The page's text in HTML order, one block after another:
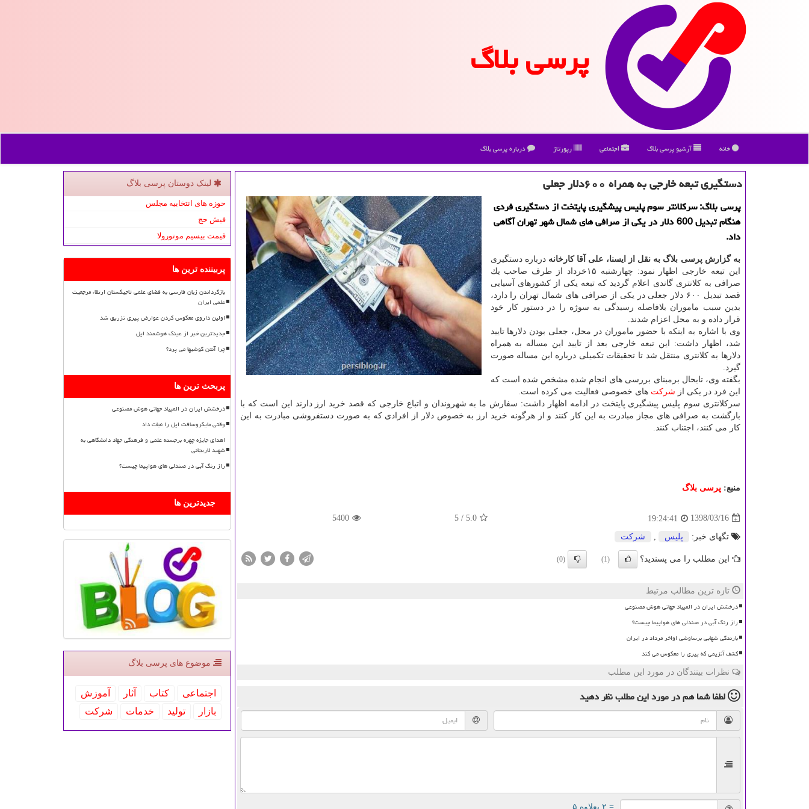
پرسی بلاگ
خانه آرشیو پرسی بلاگ اجتماعی رپورتاژ درباره پرسی بلاگ
دستگیری تبعه خارجی به همراه ۶۰۰دلار جعلی
پرسی بلاگ: سركلانتر سوم پلیس پیشگیری پایتخت از دستگیری فردی
هنگام تبدیل 600 دلار در یكی از صرافی های شمال شهر تهران آگاهی
داد.
به گزارش پرسی بلاگ به نقل از ایسنا، علی آقا كارخانه درباره دستگیری
این تبعه خارجی اظهار نمود: چهارشنبه ۱۵خرداد از طرف صاحب یك
صرافی به كلانتری گاندی اعلام گردید كه تبعه یكی از كشورهای آسیایی
قصد تبدیل ۶۰۰ دلار جعلی در یكی از صرافی های شمال تهران را دارد،
بدین سبب ماموران بلافاصله رسیدگی به سوژه را در دستور كار خود
قرار داده و به محل اعزام شدند.
وی با اشاره به اینكه با حضور ماموران در محل، جعلی بودن دلارها تایید
شد، اظهار داشت: این تبعه خارجی بعد از تایید این مساله به همراه
دلارها به كلانتری منتقل شد تا تحقیقات تكمیلی درباره این مساله صورت
گیرد.
بگفته وی، تابحال برمبنای بررسی های انجام شده مشخص شده است كه
این فرد در یكی از شركت های خصوصی فعالیت می كرده است.
سركلانتری سوم پلیس پیشگیری پایتخت در ادامه اظهار داشت: سفارش ما به شهروندان و اتباع خارجی كه قصد خرید ارز دارند این است كه با
بازگشت به صرافی های مجاز مبادرت به این كار كنند و از هرگونه خرید ارز به خصوص دلار از افرادی كه به صورت دستفروشی مبادرت به این
كار می كنند، اجتناب كنند.
منبع: پرسی بلاگ
1398/03/16
19:24:41
5.0
/ 5
5400
تگهای خبر: پلیس شركت
این مطلب را می پسندید؟ (1)
(0)
تازه ترین مطالب مرتبط
درخشش ایران در المپیاد جهانی هوش مصنوعی
راز رنگ آبی در صندلی های هواپیما چیست؟
بارندگی شهابی برساوشی اواخر مرداد در ایران
کشف آنزیمی که پیری را معکوس می کند
نظرات بینندگان در مورد این مطلب
لطفا شما همدر مورد این مطلبنظر دهید
= ۲ بعلاوه ۵
لینک دوستان پرسی بلاگ
حوزه های انتخابیه مجلس
فیش حج
قیمت بیسیم موتورولا
پربیننده ترین ها
بازگرداندن زبان فارسی به فضای علمی تاجیکستان ارتقاء مرجعیت
علمی ایران
اولین داروی معکوس کردن عوارض پیری تزریق شد
جدیدترین خبر از عینک هوشمند اپل
چرا آنتن گوشیها می پرد؟
پربحث ترین ها
درخشش ایران در المپیاد جهانی هوش مصنوعی
وقتی مایکروسافت اپل را نجات داد
اهدای جایزه چهره برجسته علمی و فرهنگی جهاد دانشگاهی به
شهید لاریجانی
راز رنگ آبی در صندلی های هواپیما چیست؟
جدیدترین ها
موضوع های پرسی بلاگ
اجتماعی كتاب آثار
آموزش
بازار
تولید خدمات شركت